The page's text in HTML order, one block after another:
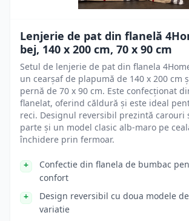
Lenjerie de pat din flanelă
bej, 140 x 200 cm, 70 x 90 cm
Setul de lenjerie de pat din flanela
un cearșaf de plapumă de 140 x 200 cm
pernă de 70 x 90 cm. Este confecționat
flanelat, oferind căldură și este ideal
reci. Designul reversibil prezintă carouri
parte și un model clasic alb-maro pe
închidere prin fermoar.
Confectie din flanela de bumbac
confort
Design reversibil cu doua modele
variatie